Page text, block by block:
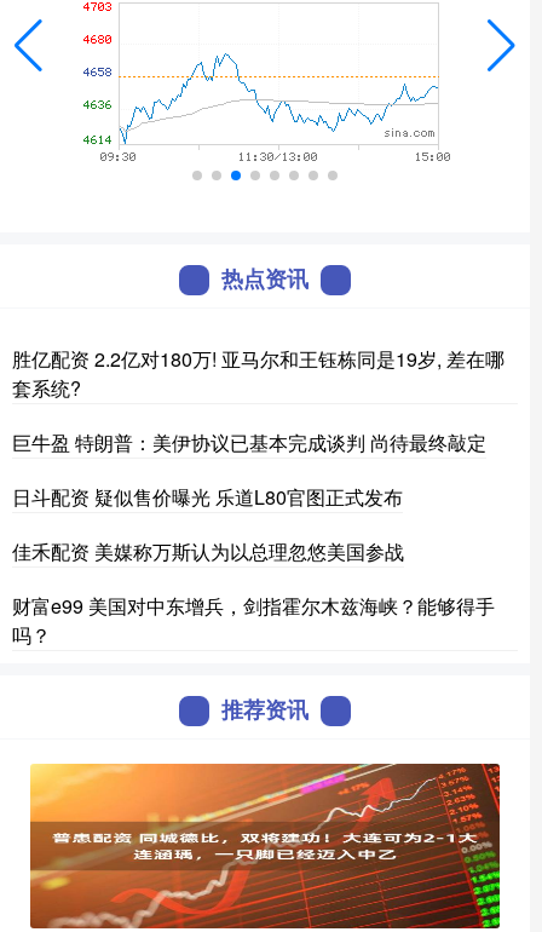
热点资讯
胜亿配资 2.2亿对180万! 亚马尔和王钰栋同是19岁, 差在哪
套系统?
巨牛盈 特朗普：美伊协议已基本完成谈判 尚待最终敲定
日斗配资 疑似售价曝光 乐道L80官图正式发布
佳禾配资 美媒称万斯认为以总理忽悠美国参战
财富e99 美国对中东增兵，剑指霍尔木兹海峡？能够得手
吗？
推荐资讯